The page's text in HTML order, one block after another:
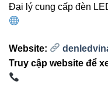
thanh
Đại lý cung cấp đèn
Website:
Truy cập website để